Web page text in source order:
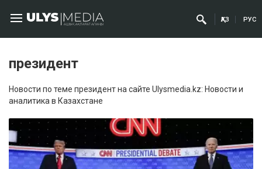
ҚАЗ РУС
президент
Новости по теме президент на сайте Ulysmedia.kz: Новости и
аналитика в Казахстане